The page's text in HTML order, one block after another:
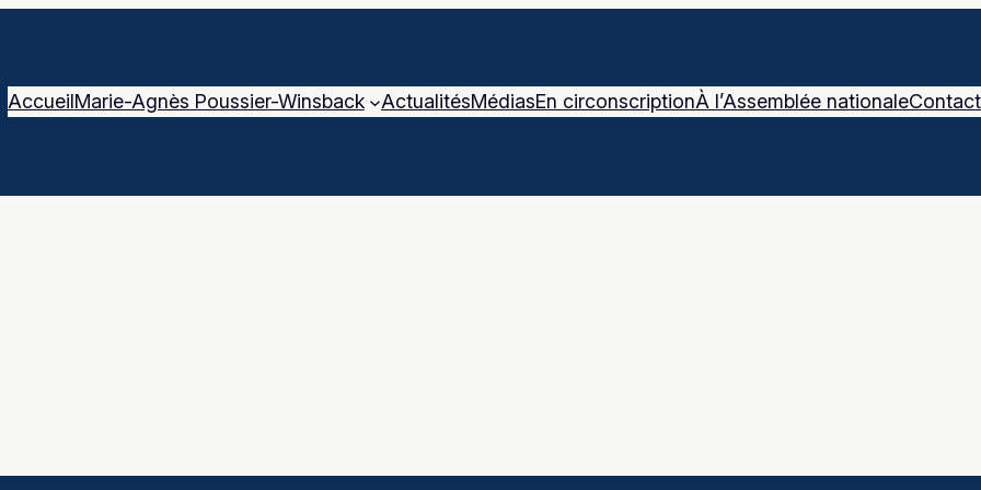
AccueilMarie-Agnès Poussier-Winsback ActualitésMédiasEn circonscriptionÀ l’Assemblée nationaleContact